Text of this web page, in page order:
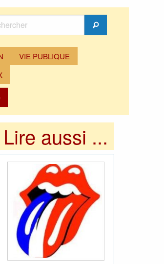
Rechercher
VIE PUBLIQUE
Lire aussi ...